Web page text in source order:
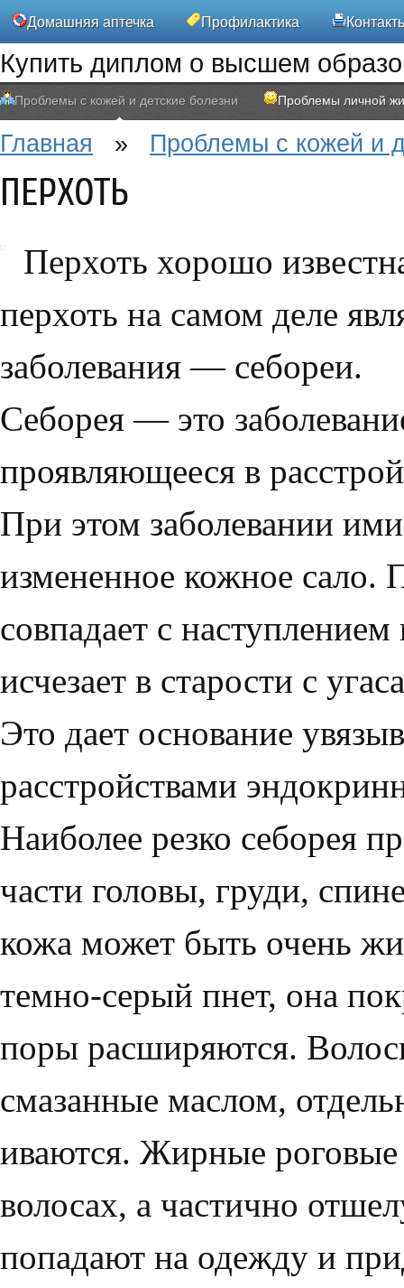
Домашняя аптечка Профилактика
Купить диплом о высшем
Проблемы с кожей и детские болезни Проблемы личной
Главная » Проблемы с кожей и
ПЕРХОТЬ
Перхоть хорошо
перхоть на самом деле
заболевания — себореи.
Себорея — это
проявляющееся в
При этом заболевании
измененное кожное сало.
совпадает с
исчезает в старости с
Это дает ос­нование
расстройствами
Наиболее резко себорея
части головы, груди,
кожа может быть очень
темно-серый пнет, она
поры расширяются.
смазанные мас­лом,
иваются. Жирные
волосах, а частично
попадают на одежду и